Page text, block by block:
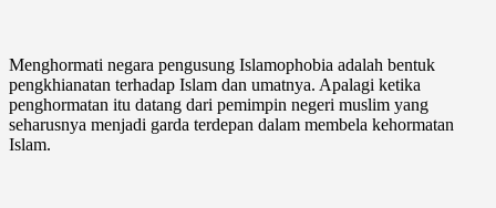
Menghormati negara pengusung Islamophobia adalah bentuk
pengkhianatan terhadap Islam dan umatnya. Apalagi ketika
penghormatan itu datang dari pemimpin negeri muslim yang
seharusnya menjadi garda terdepan dalam membela kehormatan
Islam.